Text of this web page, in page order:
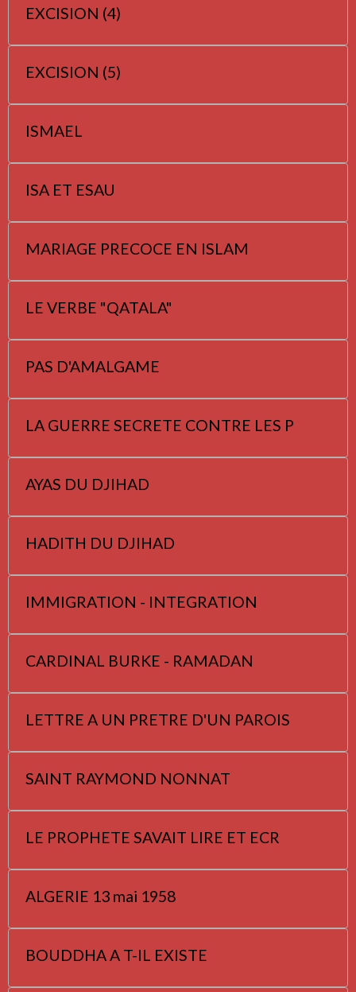
EXCISION (4)
EXCISION (5)
ISMAEL
ISA ET ESAU
MARIAGE PRECOCE EN ISLAM
LE VERBE "QATALA"
PAS D'AMALGAME
LA GUERRE SECRETE CONTRE LES P
AYAS DU DJIHAD
HADITH DU DJIHAD
IMMIGRATION - INTEGRATION
CARDINAL BURKE - RAMADAN
LETTRE A UN PRETRE D'UN PAROIS
SAINT RAYMOND NONNAT
LE PROPHETE SAVAIT LIRE ET ECR
ALGERIE 13 mai 1958
BOUDDHA A T-IL EXISTE